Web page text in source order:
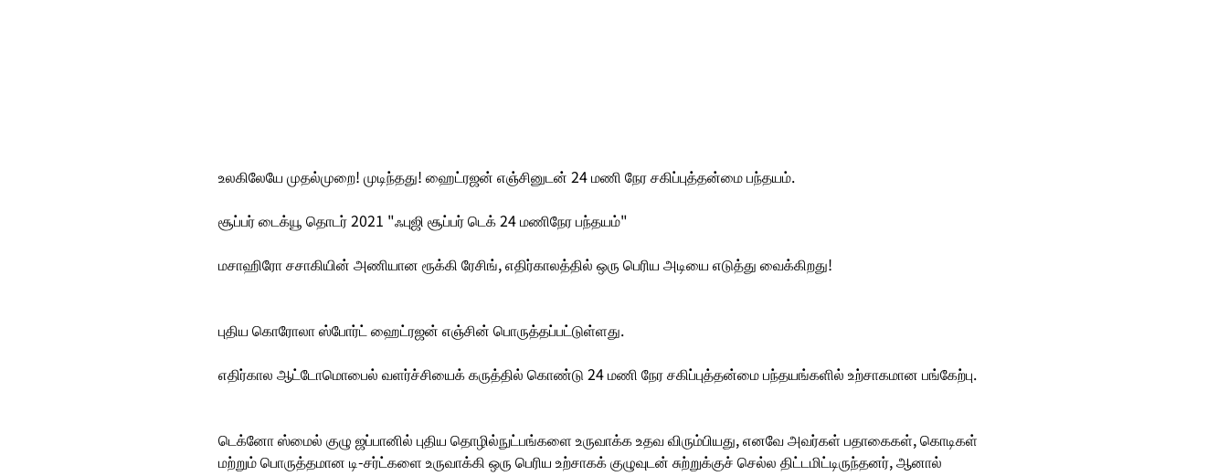
உலகிலேயே முதல்முறை! முடிந்தது! ஹைட்ரஜன் எஞ்சினுடன் 24 மணி நேர சகிப்புத்தன்மை பந்தயம்.
சூப்பர் டைக்யூ தொடர் 2021 "ஃபுஜி சூப்பர் டெக் 24 மணிநேர பந்தயம்"
மசாஹிரோ சசாகியின் அணியான ரூக்கி ரேசிங், எதிர்காலத்தில் ஒரு பெரிய அடியை எடுத்து வைக்கிறது!
புதிய கொரோலா ஸ்போர்ட் ஹைட்ரஜன் எஞ்சின் பொருத்தப்பட்டுள்ளது.
எதிர்கால ஆட்டோமொபைல் வளர்ச்சியைக் கருத்தில் கொண்டு 24 மணி நேர சகிப்புத்தன்மை பந்தயங்களில் உற்சாகமான பங்கேற்பு.
டெக்னோ ஸ்மைல் குழு ஜப்பானில் புதிய தொழில்நுட்பங்களை உருவாக்க உதவ விரும்பியது, எனவே அவர்கள் பதாகைகள், கொடிகள்
மற்றும் பொருத்தமான டி-சர்ட்களை உருவாக்கி ஒரு பெரிய உற்சாகக் குழுவுடன் சுற்றுக்குச் செல்ல திட்டமிட்டிருந்தனர், ஆனால்